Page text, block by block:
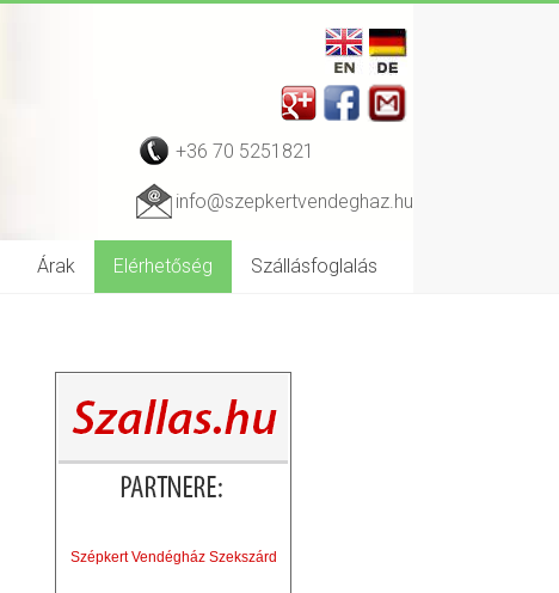
+36 70 5251821
info@szepkertvendeghaz.hu
Árak Elérhetőség Szállásfoglalás
Szépkert Vendégház Szekszárd